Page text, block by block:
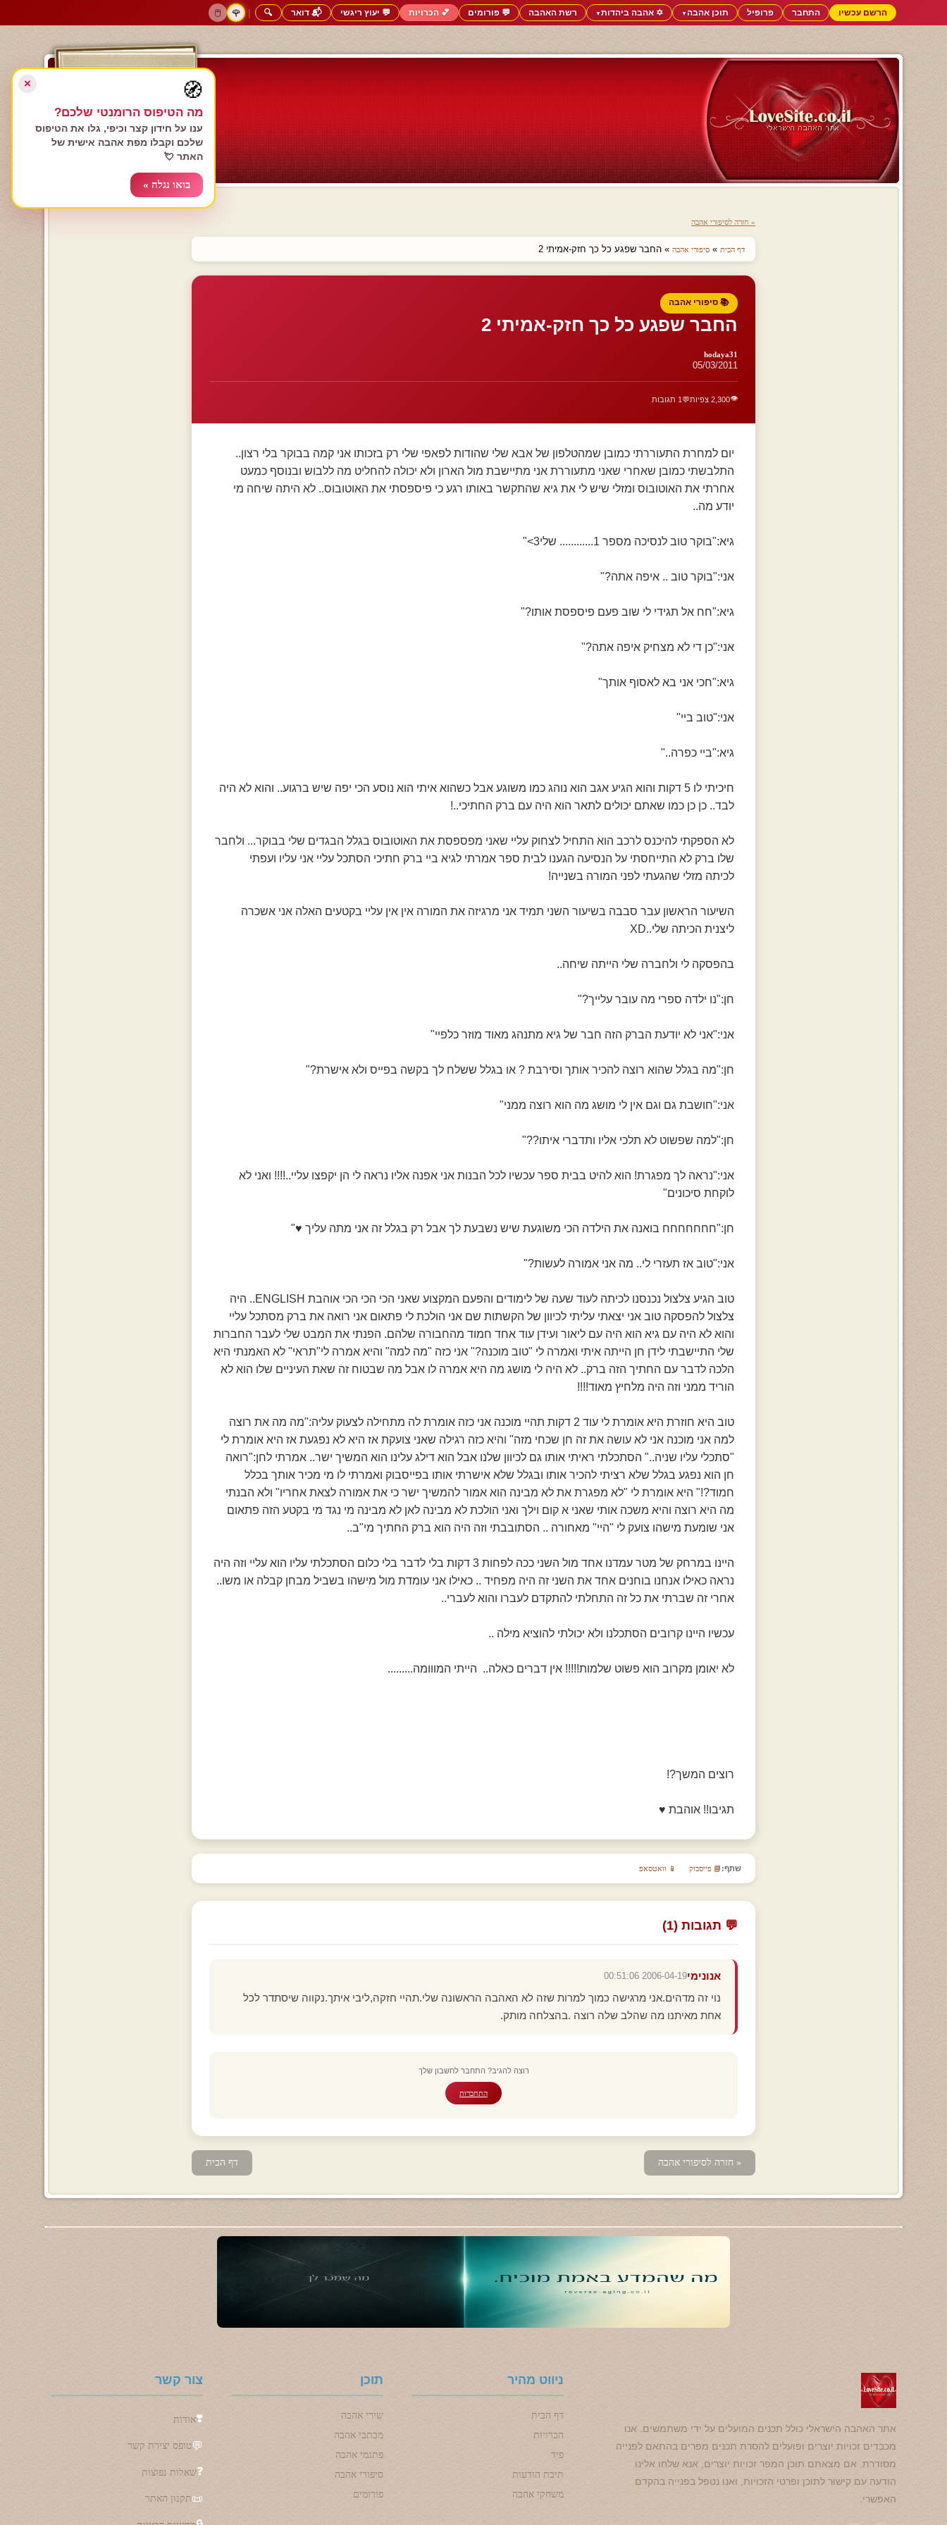
הרשם עכשיו התחבר פרופיל תוכן אהבה▼ ✡️ אהבה ביהדות▼ רשת האהבה 💬 פורומים 💕 הכרויות 💬 יעוץ ריגשי 📬 דואר 🔍
|
🌹
🖱️
הרשם עכשיו
התחבר
« חזרה לסיפורי אהבה
דף הבית » סיפורי אהבה » החבר שפגע כל כך חזק-אמיתי 2
📚 סיפורי אהבה
החבר שפגע כל כך חזק-אמיתי 2
hodaya31
05/03/2011
👁️2,300 צפיות 💬 1 תגובות
יום למחרת התעוררתי כמובן שמהטלפון של אבא שלי שהודות לפאפי שלי רק בזכותו אני קמה בבוקר בלי רצון..
התלבשתי כמובן שאחרי שאני מתעוררת אני מתיישבת מול הארון ולא יכולה להחליט מה ללבוש ובנוסף כמעט
אחרתי את האוטובוס ומזלי שיש לי את גיא שהתקשר באותו רגע כי פיספסתי את האוטובוס.. לא היתה שיחה מי
יודע מה..
גיא:"בוקר טוב לנסיכה מספר 1............ שלי3>"
אני:"בוקר טוב .. איפה אתה?"
גיא:"חח אל תגידי לי שוב פעם פיספסת אותו?"
אני:"כן די לא מצחיק איפה אתה?"
גיא:"חכי אני בא לאסוף אותך"
אני:"טוב ביי"
גיא:"ביי כפרה.."
חיכיתי לו 5 דקות והוא הגיע אגב הוא נוהג כמו משוגע אבל כשהוא איתי הוא נוסע הכי יפה שיש ברגוע.. והוא לא היה
לבד.. כן כן כמו שאתם יכולים לתאר הוא היה עם ברק החתיכי..!
לא הספקתי להיכנס לרכב הוא התחיל לצחוק עליי שאני מפספסת את האוטובוס בגלל הבגדים שלי בבוקר... ולחבר
שלו ברק לא התייחסתי על הנסיעה הגענו לבית ספר אמרתי לגיא ביי ברק חתיכי הסתכל עליי אני עליו ועפתי
לכיתה מזלי שהגעתי לפני המורה בשנייה!
השיעור הראשון עבר סבבה בשיעור השני תמיד אני מרגיזה את המורה אין אין עליי בקטעים האלה אני אשכרה
ליצנית הכיתה שלי..XD
בהפסקה לי ולחברה שלי הייתה שיחה..
חן:"נו ילדה ספרי מה עובר עלייך?"
אני:"אני לא יודעת הברק הזה חבר של גיא מתנהג מאוד מוזר כלפיי"
חן:"מה בגלל שהוא רוצה להכיר אותך וסירבת ? או בגלל ששלח לך בקשה בפייס ולא אישרת?"
אני:"חושבת גם וגם אין לי מושג מה הוא רוצה ממני"
חן:"למה שפשוט לא תלכי אליו ותדברי איתו??"
אני:"נראה לך מפגרת! הוא להיט בבית ספר עכשיו לכל הבנות אני אפנה אליו נראה לי הן יקפצו עליי..!!!! ואני לא
לוקחת סיכונים"
חן:"חחחחחחח בואנה את הילדה הכי משוגעת שיש נשבעת לך אבל רק בגלל זה אני מתה עליך ♥"
אני:"טוב אז תעזרי לי.. מה אני אמורה לעשות?"
טוב הגיע צלצול נכנסנו לכיתה לעוד שעה של לימודים והפעם המקצוע שאני הכי הכי הכי אוהבת ENGLISH.. היה
צלצול להפסקה טוב אני יצאתי עליתי לכיוון של הקשתות שם אני הולכת לי פתאום אני רואה את ברק מסתכל עליי
והוא לא היה עם גיא הוא היה עם ליאור ועידן עוד אחד חמוד מהחבורה שלהם. הפנתי את המבט שלי לעבר החברות
שלי התיישבתי לידן חן הייתה איתי ואמרה לי "טוב מוכנה?" אני כזה "מה למה" והיא אמרה לי"תראי" לא האמנתי היא
הלכה לדבר עם החתיך הזה ברק.. לא היה לי מושג מה היא אמרה לו אבל מה שבטוח זה שאת העיניים שלו הוא לא
הוריד ממני וזה היה מלחיץ מאוד!!!!
טוב היא חוזרת היא אומרת לי עוד 2 דקות תהיי מוכנה אני כזה אומרת לה מתחילה לצעוק עליה:"מה מה את רוצה
למה אני מוכנה אני לא עושה את זה חן שכחי מזה" והיא כזה רגילה שאני צועקת אז היא לא נפגעת אז היא אומרת לי
"סתכלי עליו שניה.." הסתכלתי ראיתי אותו גם לכיוון שלנו אבל הוא דילג עלינו הוא המשיך ישר.. אמרתי לחן:"רואה
חן הוא נפגע בגלל שלא רציתי להכיר אותו ובגלל שלא אישרתי אותו בפייסבוק ואמרתי לו מי מכיר אותך בכלל
חמוד?!" היא אומרת לי "לא מפגרת את לא מבינה הוא אמור להמשיך ישר כי את אמורה לצאת אחריו" ולא הבנתי
מה היא רוצה והיא משכה אותי שאני א קום וילך ואני הולכת לא מבינה לאן לא מבינה מי נגד מי בקטע הזה פתאום
אני שומעת מישהו צועק לי "היי" מאחורה .. הסתובבתי וזה היה הוא ברק החתיך מי"ב..
היינו במרחק של מטר עמדנו אחד מול השני ככה לפחות 3 דקות בלי לדבר בלי כלום הסתכלתי עליו הוא עליי וזה היה
נראה כאילו אנחנו בוחנים אחד את השני זה היה מפחיד .. כאילו אני עומדת מול מישהו בשביל מבחן קבלה או משו..
אחרי זה שברתי את כל זה התחלתי להתקדם לעברו והוא לעברי..
עכשיו היינו קרובים הסתכלנו ולא יכולתי להוציא מילה ..
לא יאומן מקרוב הוא פשוט שלמות!!!!! אין דברים כאלה.. הייתי המווומה.........
רוצים המשך?!
תגיבו!! אוהבת ♥
שתף: 📘 פייסבוק 📱 וואטסאפ
💬 תגובות (1)
אנונימי2006-04-19 00:51:06
נוי זה מדהים.אני מרגישה כמוך למרות שזה לא האהבה הראשונה שלי.תהיי חזקה,ליבי איתך.נקווה שיסתדר לכל
אחת מאיתנו מה שהלב שלה רוצה .בהצלחה מותק.
רוצה להגיב? התחבר לחשבון שלך
התחברות
« חזרה לסיפורי אהבה דף הבית
אתר האהבה הישראלי כולל תכנים המועלים על ידי משתמשים. אנו
מכבדים זכויות יוצרים ופועלים להסרת תכנים מפרים בהתאם לפנייה
מסודרת. אם מצאתם תוכן המפר זכויות יוצרים, אנא שלחו אלינו
הודעה עם קישור לתוכן ופרטי הזכויות, ואנו נטפל בפנייה בהקדם
האפשרי.
ניווט מהיר
דף הבית
הכרויות
פיד
תיבת הודעות
משחקי אהבה
תוכן
שירי אהבה
מכתבי אהבה
פתגמי אהבה
סיפורי אהבה
פורומים
צור קשר
❣️אודות
💬טופס יצירת קשר
❓שאלות נפוצות
📜תקנון האתר